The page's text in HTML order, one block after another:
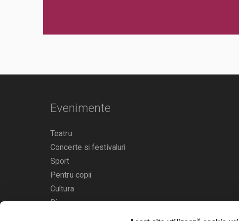
Evenimente
Teatru
Concerte si festivaluri
Sport
Pentru copii
Cultura
Diverse